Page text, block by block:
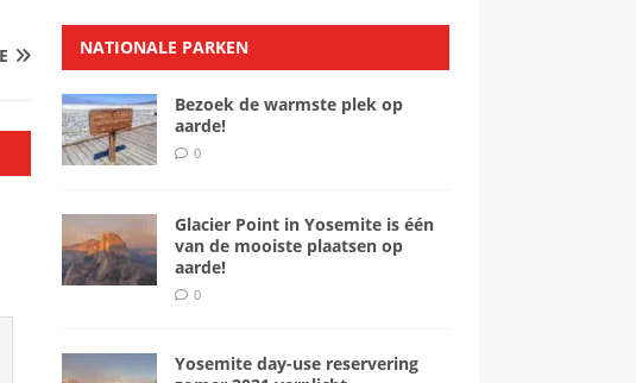
NATIONALE PARKEN
Bezoek de warmste plek op
aarde!
0
Glacier Point in Yosemite is één
van de mooiste plaatsen op
aarde!
0
Yosemite day-use reservering